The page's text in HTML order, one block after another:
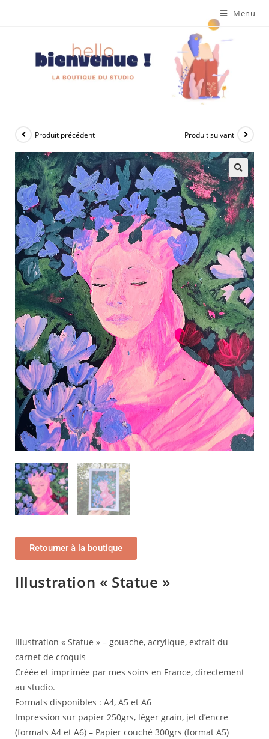
Menu
Produit précédent Produit suivant
Retourner à la boutique
Illustration « Statue »
Illustration « Statue » – gouache, acrylique, extrait du
carnet de croquis
Créée et imprimée par mes soins en France, directement
au studio.
Formats disponibles : A4, A5 et A6
Impression sur papier 250grs, léger grain, jet d’encre
(formats A4 et A6) – Papier couché 300grs (format A5)